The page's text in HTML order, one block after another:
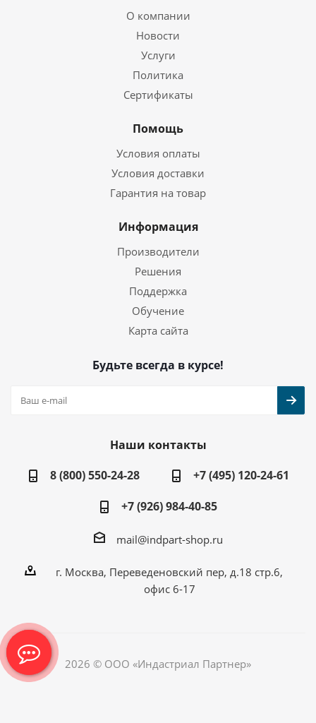
О компании
Новости
Услуги
Политика
Сертификаты
Помощь
Условия оплаты
Условия доставки
Гарантия на товар
Информация
Производители
Решения
Поддержка
Обучение
Карта сайта
Будьте всегда в курсе!
Наши контакты
8 (800) 550-24-28
+7 (495) 120-24-61
+7 (926) 984-40-85
mail@indpart-shop.ru
г. Москва, Переведеновский пер, д.18 стр.6,
офис 6-17
2026 © ООО «Индастриал Партнер»